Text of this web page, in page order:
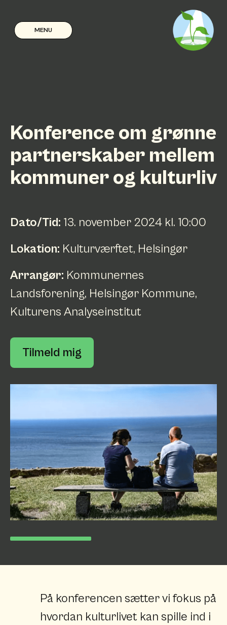
MENU
Konference om grønne
partnerskaber mellem
kommuner og kulturliv
Dato/Tid: 13. november 2024 kl. 10:00
Lokation: Kulturværftet, Helsingør
Arrangør: Kommunernes
Landsforening, Helsingør Kommune,
Kulturens Analyseinstitut
Tilmeld mig
På konferencen sætter vi fokus på
hvordan kulturlivet kan spille ind i